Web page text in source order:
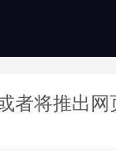
者将推出网